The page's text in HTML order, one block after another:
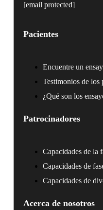
[email protected]
Pacientes
Encuentre un
Testimonios de los
¿Qué son los
Patrocinadores
Capacidades de la
Capacidades de
Capacidades de
Acerca de nosotros